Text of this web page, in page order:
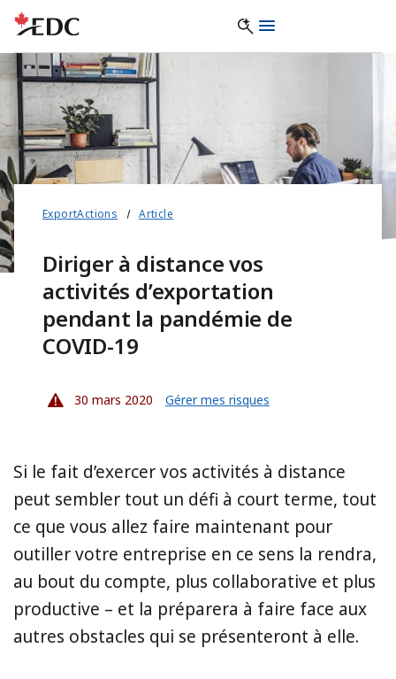
ExportActions Article
Diriger à distance vos
activités d’exportation
pendant la pandémie de
COVID-19
30 mars 2020 Gérer mes risques
Si le fait d’exercer vos activités à distance
peut sembler tout un défi à court terme, tout
ce que vous allez faire maintenant pour
outiller votre entreprise en ce sens la rendra,
au bout du compte, plus collaborative et plus
productive – et la préparera à faire face aux
autres obstacles qui se présenteront à elle.